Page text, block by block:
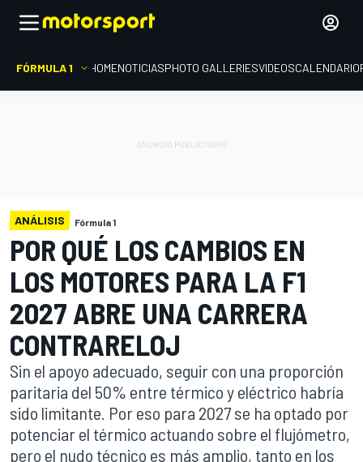
FÓRMULA 1 HOMENOTICIASPHOTO GALLERIESVIDEOSCALENDARIO
ANÁLISIS Fórmula 1
POR QUÉ LOS CAMBIOS EN
LOS MOTORES PARA LA F1
2027 ABRE UNA CARRERA
CONTRARELOJ
Sin el apoyo adecuado, seguir con una proporción
paritaria del 50% entre térmico y eléctrico habría
sido limitante. Por eso para 2027 se ha optado por
potenciar el térmico actuando sobre el flujómetro,
pero el nudo técnico es más amplio, tanto en los